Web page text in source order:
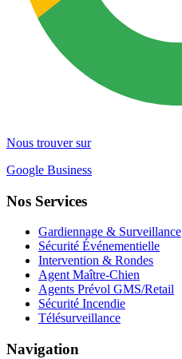
Nous trouver sur
Google Business
Nos Services
Gardiennage & Surveillance
Sécurité Événementielle
Intervention & Rondes
Agent Maître-Chien
Agents Prévol GMS/Retail
Sécurité Incendie
Télésurveillance
Navigation